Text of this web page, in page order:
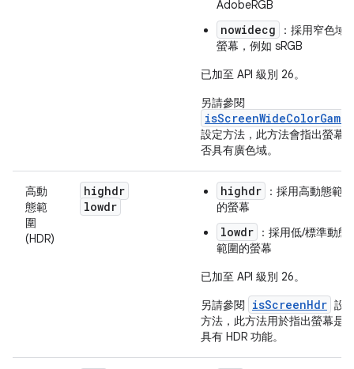
AdobeRGB
nowidecg
：採用窄色域
螢幕，例如 sRGB
已加至 API 級別 26。
另請參閱
isScreenWideColorGamut
設定方法，此方法會指出螢幕
否具有廣色域。
高動
態範
圍
(HDR)
highdr
lowdr
highdr
：採用高動態範圍
的螢幕
lowdr
：採用低/標準動態
範圍的螢幕
已加至 API 級別 26。
另請參閱
isScreenHdr 設
方法，此方法用於指出螢幕是
具有 HDR 功能。